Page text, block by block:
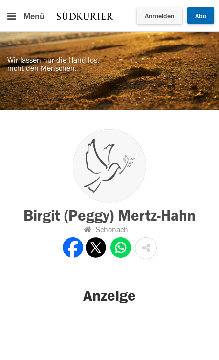
Menü Anmelden Abo
Wir lassen nur die Hand los,
nicht den Menschen.
Birgit (Peggy) Mertz-Hahn
Schonach
Anzeige